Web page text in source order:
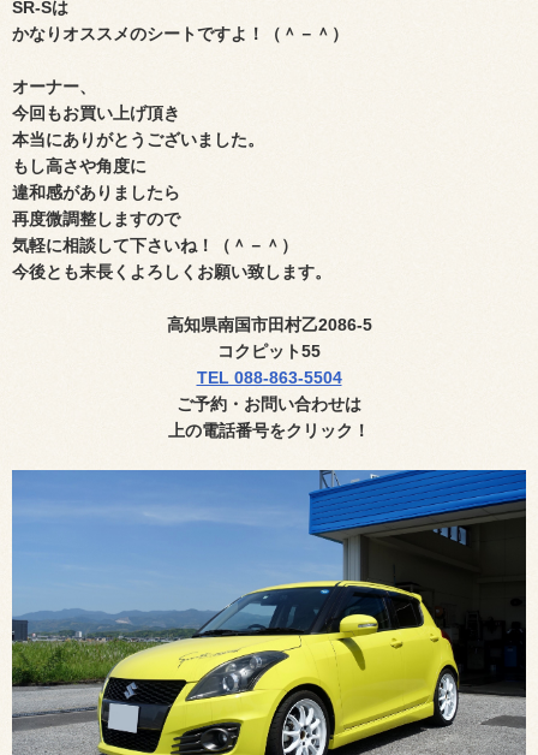
SR-Sは
かなりオススメのシートですよ！（＾－＾）
オーナー、
今回もお買い上げ頂き
本当にありがとうございました。
もし高さや角度に
違和感がありましたら
再度微調整しますので
気軽に相談して下さいね！（＾－＾）
今後とも末長くよろしくお願い致します。
高知県南国市田村乙2086-5
コクピット55
TEL 088-863-5504
ご予約・お問い合わせは
上の電話番号をクリック！